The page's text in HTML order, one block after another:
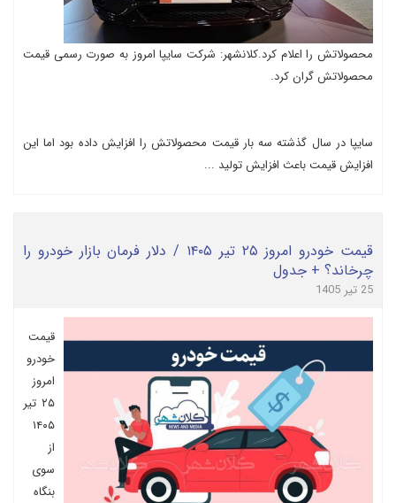
محصولاتش را اعلام کرد.کلانشهر: شرکت سایپا امروز به صورت رسمی قیمت
محصولاتش گران کرد.
سایپا در سال گذشته سه بار قیمت محصولاتش را افزایش داده بود اما این
افزایش قیمت باعث افزایش تولید ...
قیمت خودرو امروز ۲۵ تیر ۱۴۰۵ / دلار فرمان بازار خودرو را
چرخاند؟ + جدول
25 تیر 1405
قیمت
خودرو
امروز
۲۵ تیر
۱۴۰۵
از
سوی
بنگاه